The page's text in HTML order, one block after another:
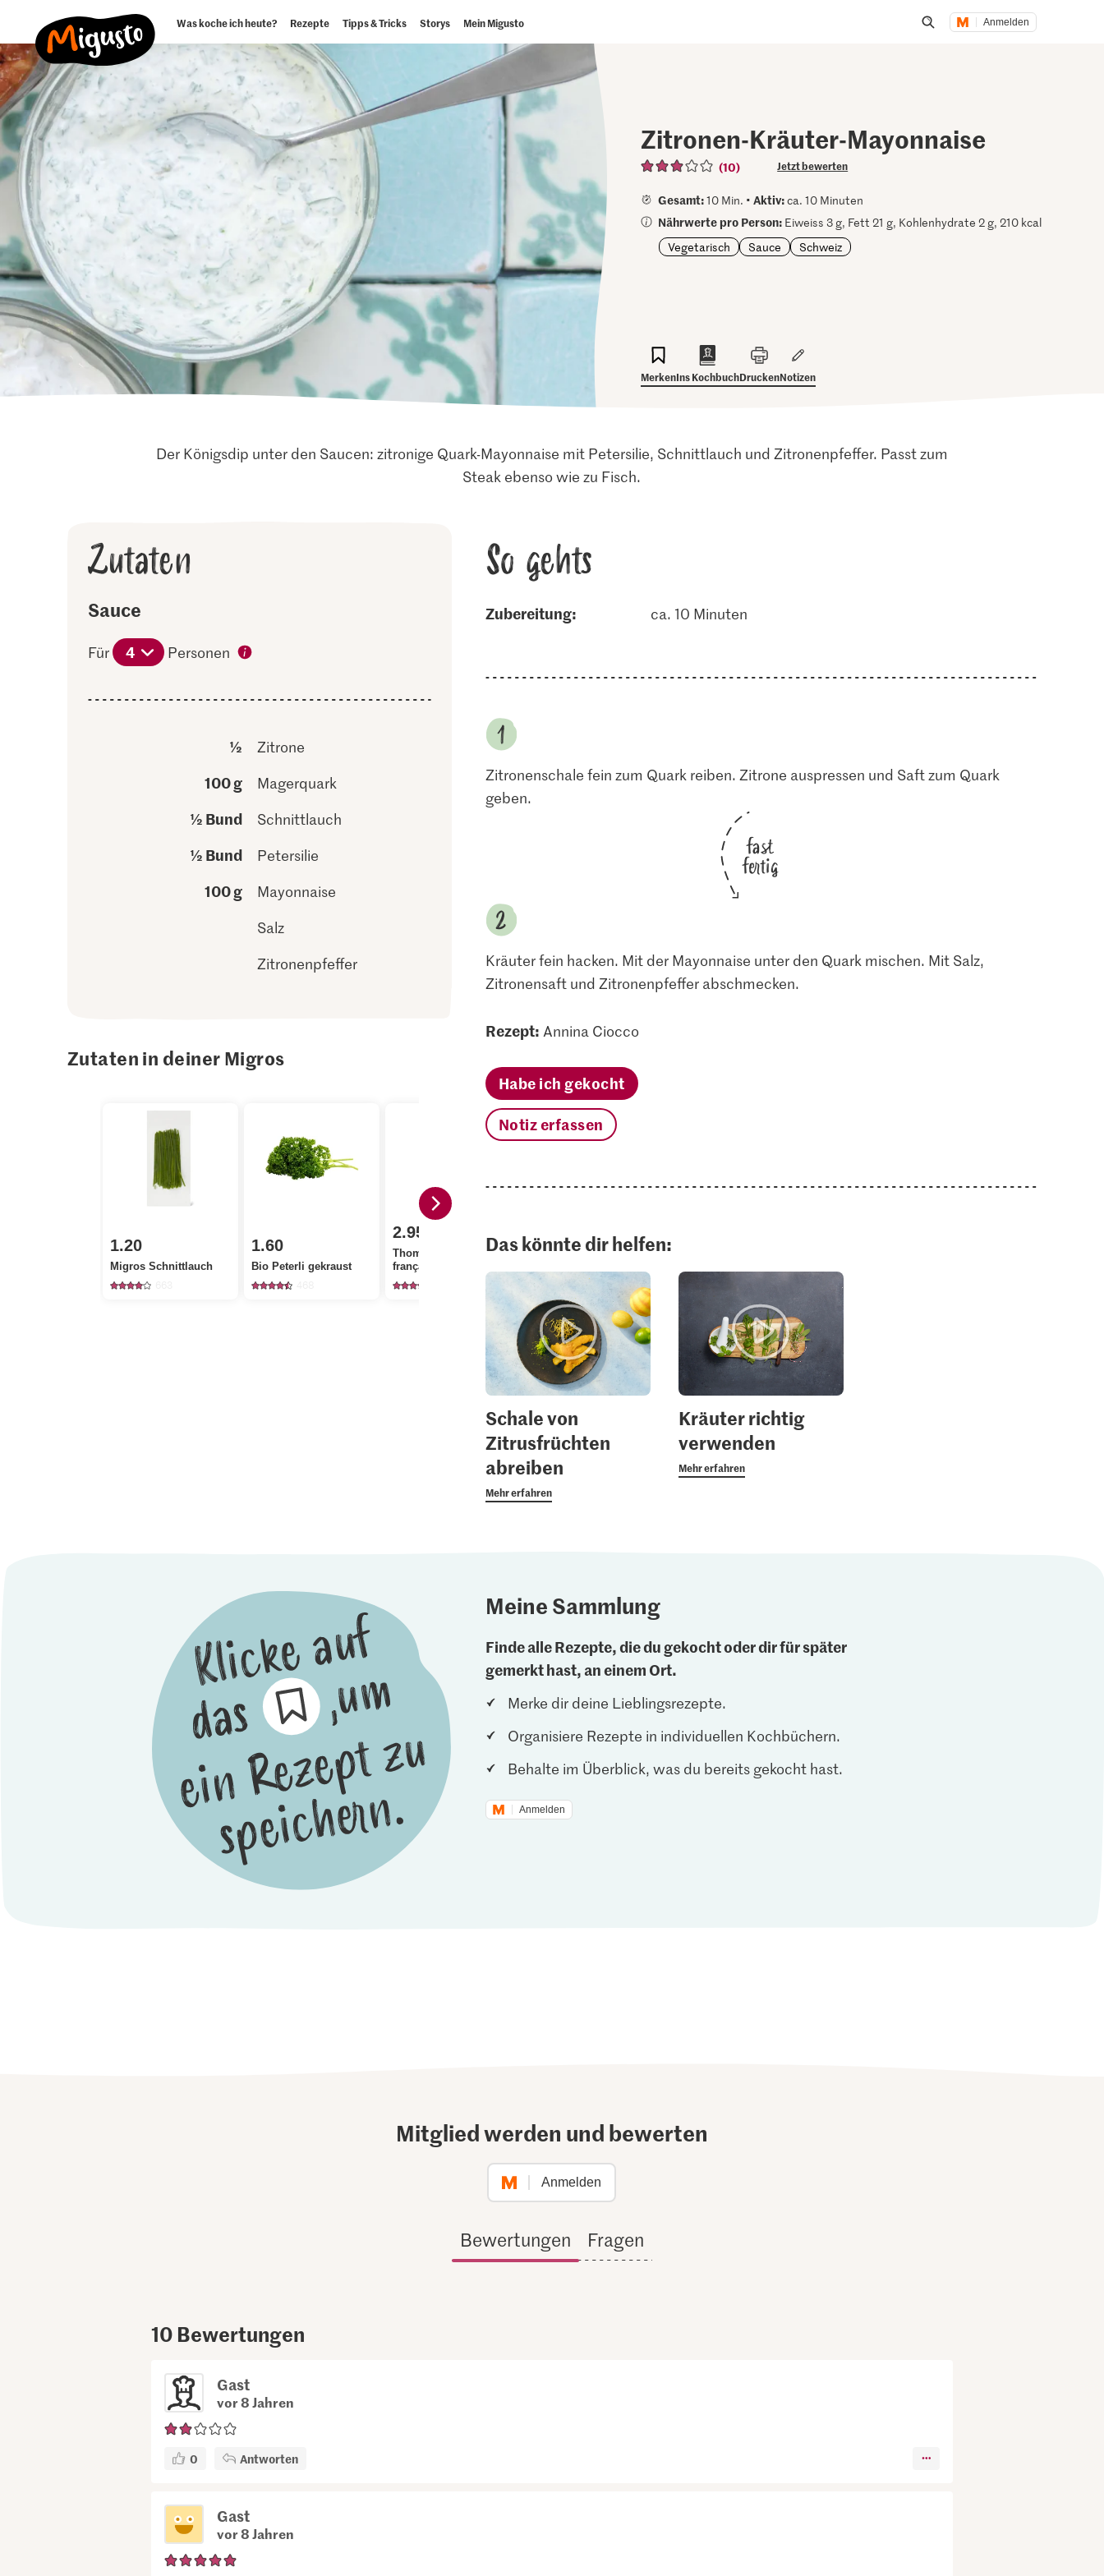
Was koche ich heute? Rezepte Tipps & Tricks Storys Mein Migusto Anmelden
Zitronen-Kräuter-Mayonnaise
(10) Jetzt bewerten
Gesamt:10 Min. •Aktiv:ca. 10 Minuten
Nährwerte pro Person: Eiweiss 3 g, Fett 21 g, Kohlenhydrate 2 g, 210 kcal
Vegetarisch
Sauce Schweiz
MerkenIns KochbuchDruckenNotizen
Der Königsdip unter den Saucen: zitronige Quark-Mayonnaise mit Petersilie, Schnittlauch und Zitronenpfeffer. Passt zum
Steak ebenso wie zu Fisch.
Zutaten
Sauce
Für 4 Personen
½ Zitrone
100 g Magerquark
½ Bund Schnittlauch
½ Bund Petersilie
100 g
Mayonnaise
Salz
Zitronenpfeffer
Zutaten in deiner Migros
1.20
Migros Schnittlauch
1.60
Bio Peterli gekraust
2.95
Thomy Mayonnaise à la
française
2.95
1351
So gehts
Zubereitung: ca. 10 Minuten
Zitronenschale fein zum Quark reiben. Zitrone auspressen und Saft zum Quark
geben.
fast
fertig
Kräuter fein hacken. Mit der Mayonnaise unter den Quark mischen. Mit Salz,
Zitronensaft und Zitronenpfeffer abschmecken.
Rezept: Annina Ciocco
Habe ich gekocht
Notiz erfassen
Das könnte dir helfen:
Schale von
Zitrusfrüchten
abreiben
Mehr erfahren
Kräuter richtig
verwenden
Mehr erfahren
Meine Sammlung
Finde alle Rezepte, die du gekocht oder dir für später
gemerkt hast, an einem Ort.
Merke dir deine Lieblingsrezepte.
Organisiere Rezepte in individuellen Kochbüchern.
Behalte im Überblick, was du bereits gekocht hast.
Anmelden
Mitglied werden und bewerten
Anmelden
Bewertungen Fragen
10 Bewertungen
Gast
vor 8 Jahren
0 Antworten
Gast
vor 8 Jahren